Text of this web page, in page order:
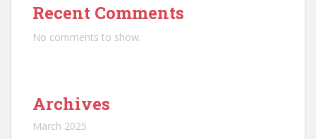
Recent Comments
No comments to show.
Archives
March 2025